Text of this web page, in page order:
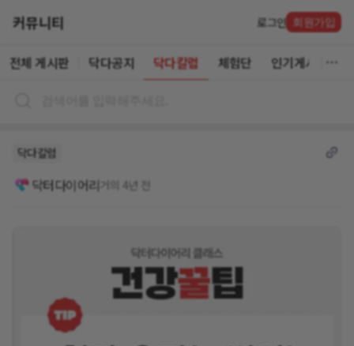
커뮤니티 로그인 회원가입
전체 게시판 닥다공지 닥다칼럼 체험단 인기게시글
닥다칼럼
닥터다이어리 거의 4년 전